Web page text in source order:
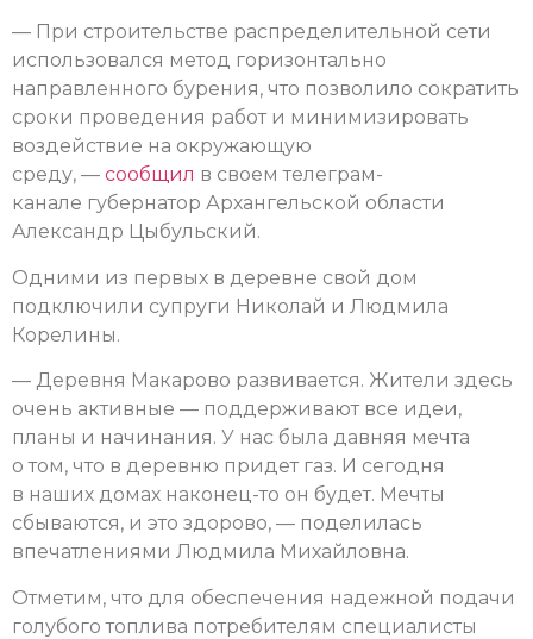
— При строительстве распределительной сети
использовался метод горизонтально
направленного бурения, что позволило сократить
сроки проведения работ и минимизировать
воздействие на окружающую
среду, — сообщил в своем телеграм-
канале губернатор Архангельской области
Александр Цыбульский.
Одними из первых в деревне свой дом
подключили супруги Николай и Людмила
Корелины.
— Деревня Макарово развивается. Жители здесь
очень активные — поддерживают все идеи,
планы и начинания. У нас была давняя мечта
о том, что в деревню придет газ. И сегодня
в наших домах наконец-то он будет. Мечты
сбываются, и это здорово, — поделилась
впечатлениями Людмила Михайловна.
Отметим, что для обеспечения надежной подачи
голубого топлива потребителям специалисты